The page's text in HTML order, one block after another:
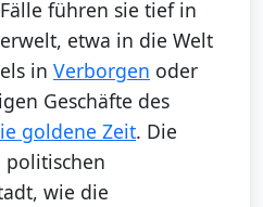
führen sie tief in
etwa in die Welt
in Verborgen oder
Geschäfte des
goldene Zeit. Die
politischen
wie die